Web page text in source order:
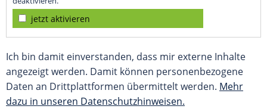
jetzt aktivieren
Ich bin damit einverstanden, dass mir externe Inhalte
angezeigt werden. Damit können personenbezogene
Daten an Drittplattformen übermittelt werden. Mehr
dazu in unseren Datenschutzhinweisen.